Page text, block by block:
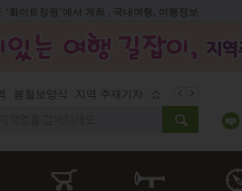
화이트정원’에서 개최 , 국내여행, 여행정보
보양식 지역 주재기자 쇼 미 더 트래블아이